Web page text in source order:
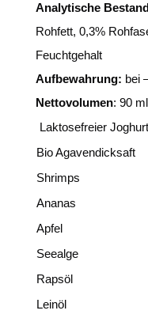
Analytische
Rohfett, 0,3%
Feuchtgehalt
Aufbewahrung: bei
Nettovolumen: 90
Laktosefreier Joghurt
Bio Agavendicksaft
Shrimps
Ananas
Apfel
Seealge
Rapsöl
Leinöl